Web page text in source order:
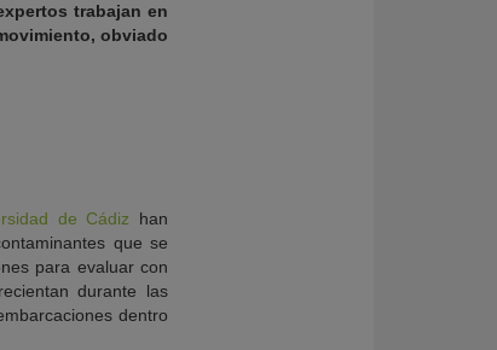
trabajan en
obviado
de Cádiz han
que se
para evaluar con
durante las
dentro